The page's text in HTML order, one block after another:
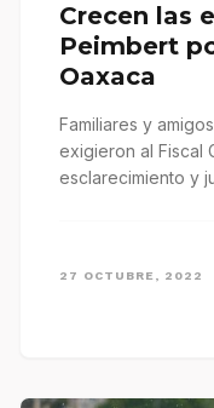
Crecen las
Peimbert
Oaxaca
Familiares y
exigieron al Fiscal
esclarecimiento y
27 OCTUBRE, 2022